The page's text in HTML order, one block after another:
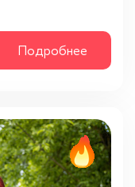
Подробнее